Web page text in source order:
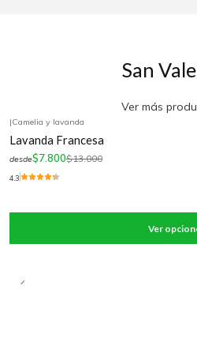
San
Ver más
|Camelia y lavanda
Lavanda Francesa
desde$7.800$13.000
4.3
Ver